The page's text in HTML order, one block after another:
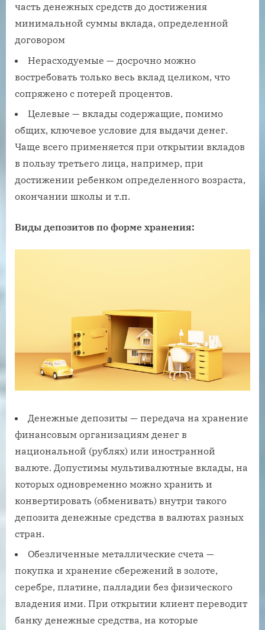
часть денежных средств до достижения
минимальной суммы вклада, определенной
договором
Нерасходуемые — досрочно можно
востребовать только весь вклад целиком, что
сопряжено с потерей процентов.
Целевые — вклады содержащие, помимо
общих, ключевое условие для выдачи денег.
Чаще всего применяется при открытии вкладов
в пользу третьего лица, например, при
достижении ребенком определенного возраста,
окончании школы и т.п.
Виды депозитов по форме хранения:
Денежные депозиты — передача на хранение
финансовым организациям денег в
национальной (рублях) или иностранной
валюте. Допустимы мультивалютные вклады, на
которых одновременно можно хранить и
конвертировать (обменивать) внутри такого
депозита денежные средства в валютах разных
стран.
Обезличенные металлические счета —
покупка и хранение сбережений в золоте,
серебре, платине, палладии без физического
владения ими. При открытии клиент переводит
банку денежные средства, на которые